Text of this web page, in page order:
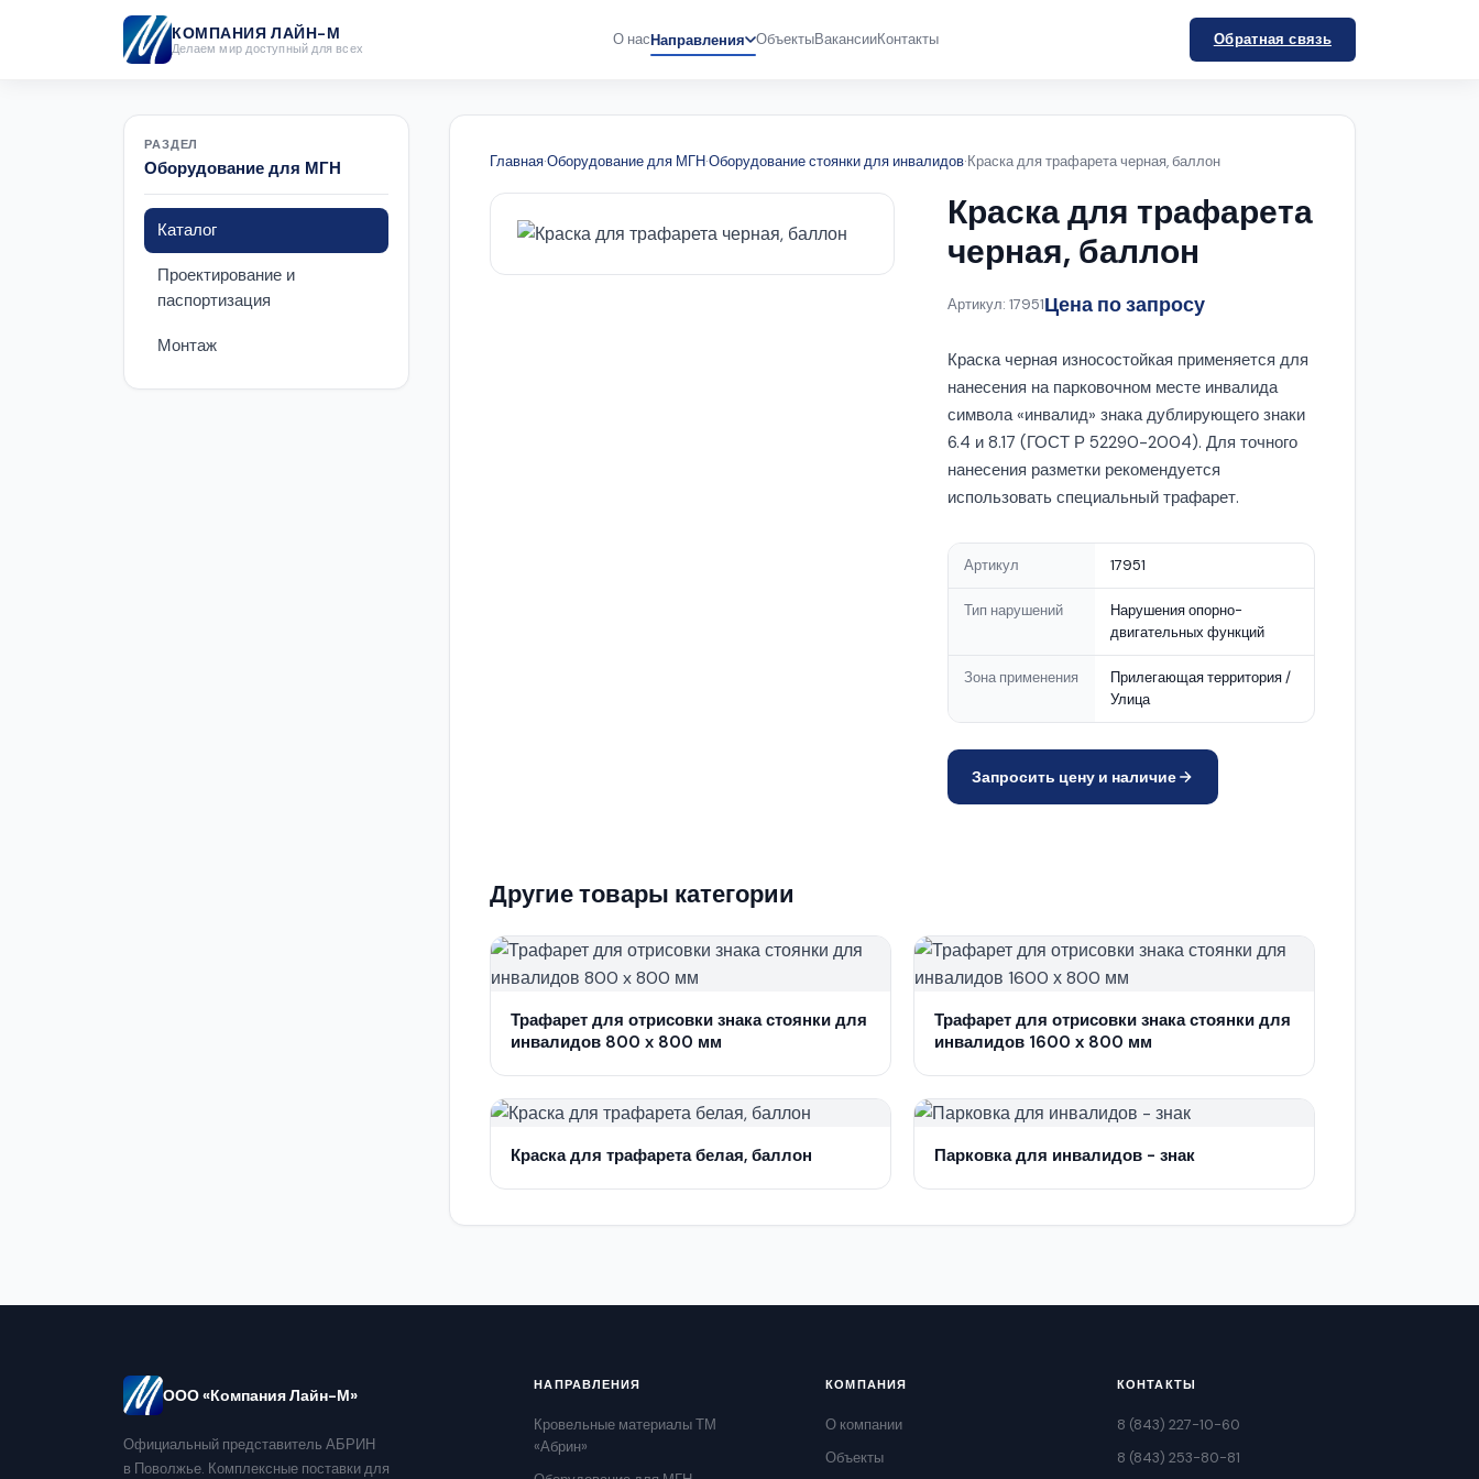
КОМПАНИЯ ЛАЙН-М
Делаем мир доступный для всех О насНаправления ОбъектыВакансииКонтакты Обратная связь
РАЗДЕЛ
Оборудование для МГН
Каталог
Проектирование и
паспортизация
Монтаж
Главная·Оборудование для МГН·Оборудование стоянки для инвалидов·Краска для трафарета черная, баллон
Краска для трафарета
черная, баллон
Артикул: 17951Цена по запросу
Краска черная износостойкая применяется для
нанесения на парковочном месте инвалида
символа «инвалид» знака дублирующего знаки
6.4 и 8.17 (ГОСТ Р 52290-2004). Для точного
нанесения разметки рекомендуется
использовать специальный трафарет.
Артикул 17951
Тип нарушений
Нарушения опорно-
двигательных функций
Зона применения
Прилегающая территория /
Улица
Запросить цену и наличие
Другие товары категории
Трафарет для отрисовки знака стоянки для
инвалидов 800 x 800 мм
Трафарет для отрисовки знака стоянки для
инвалидов 1600 х 800 мм
Краска для трафарета белая, баллон Парковка для инвалидов - знак
ООО «Компания Лайн-М»
Официальный представитель АБРИН
в Поволжье. Комплексные поставки для
НАПРАВЛЕНИЯ
Кровельные материалы ТМ
«Абрин»
КОМПАНИЯ
О компании
Объекты
КОНТАКТЫ
8 (843) 227-10-60
8 (843) 253-80-81